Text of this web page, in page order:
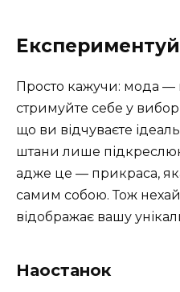
Просто кажучи: мода
стримуйте себе у
що ви відчуваєте
штани лише
адже це — прикраса,
самим собою. Тож
відображає вашу
Наостанок